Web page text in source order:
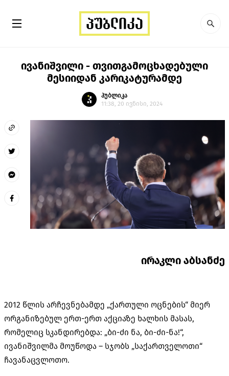
ივანიშვილი - თვითგამოცხადებული
მესიიდან კარიკატურამდე
პუბლიკა
11:38, 20 ივნისი, 2024
ირაკლი აბსანძე
2012 წლის არჩევნებამდე „ქართული ოცნების“ მიერ
ორგანიზებულ ერთ-ერთ აქციაზე ხალხის მასას,
რომელიც სკანდირებდა: „ბი-ძი ნა, ბი-ძი-ნა!“,
ივანიშვილმა მოუწოდა – სჯობს „საქართველოთი“
ჩავანაცვლოთო.